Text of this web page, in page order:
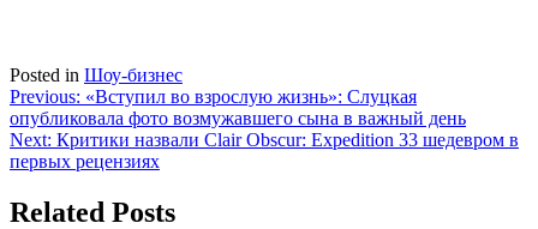
Posted in Шоу-бизнес
Навигация
по
записям
Previous: «Вступил во взрослую жизнь»: Слуцкая
опубликовала фото возмужавшего сына в важный день
Next: Критики назвали Clair Obscur: Expedition 33 шедевром в
первых рецензиях
Related Posts